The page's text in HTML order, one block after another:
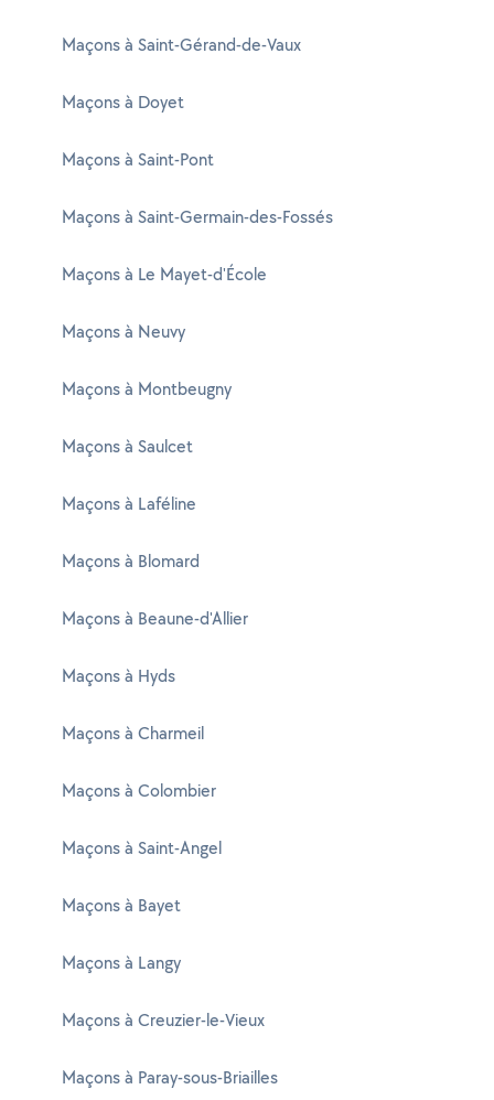
Maçons à Saint-Gérand-de-Vaux
Maçons à Doyet
Maçons à Saint-Pont
Maçons à Saint-Germain-des-Fossés
Maçons à Le Mayet-d'École
Maçons à Neuvy
Maçons à Montbeugny
Maçons à Saulcet
Maçons à Laféline
Maçons à Blomard
Maçons à Beaune-d'Allier
Maçons à Hyds
Maçons à Charmeil
Maçons à Colombier
Maçons à Saint-Angel
Maçons à Bayet
Maçons à Langy
Maçons à Creuzier-le-Vieux
Maçons à Paray-sous-Briailles